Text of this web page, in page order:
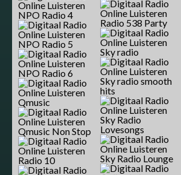
NPO Radio 4
NPO Radio 5
NPO Radio 6
Qmusic
Qmusic Non Stop
Radio 10
Radio 538 Party
Sky radio
Sky radio smooth
hits
Sky Radio
Lovesongs
Sky Radio Lounge